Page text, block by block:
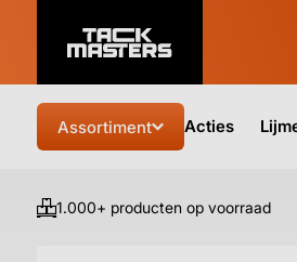
Assortiment Acties
1.000+ producten op voorraad